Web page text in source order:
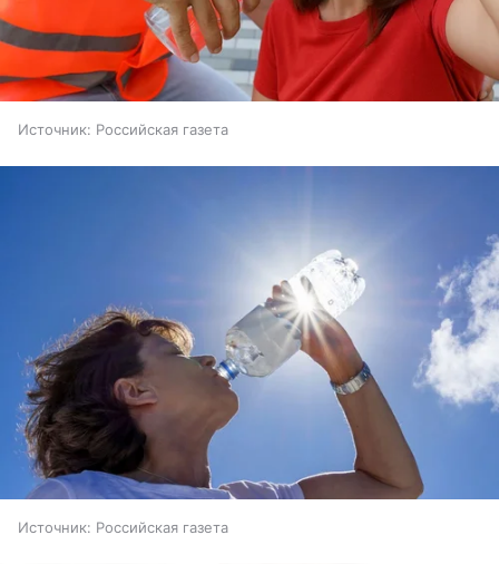
Источник: Российская газета
Источник: Российская газета